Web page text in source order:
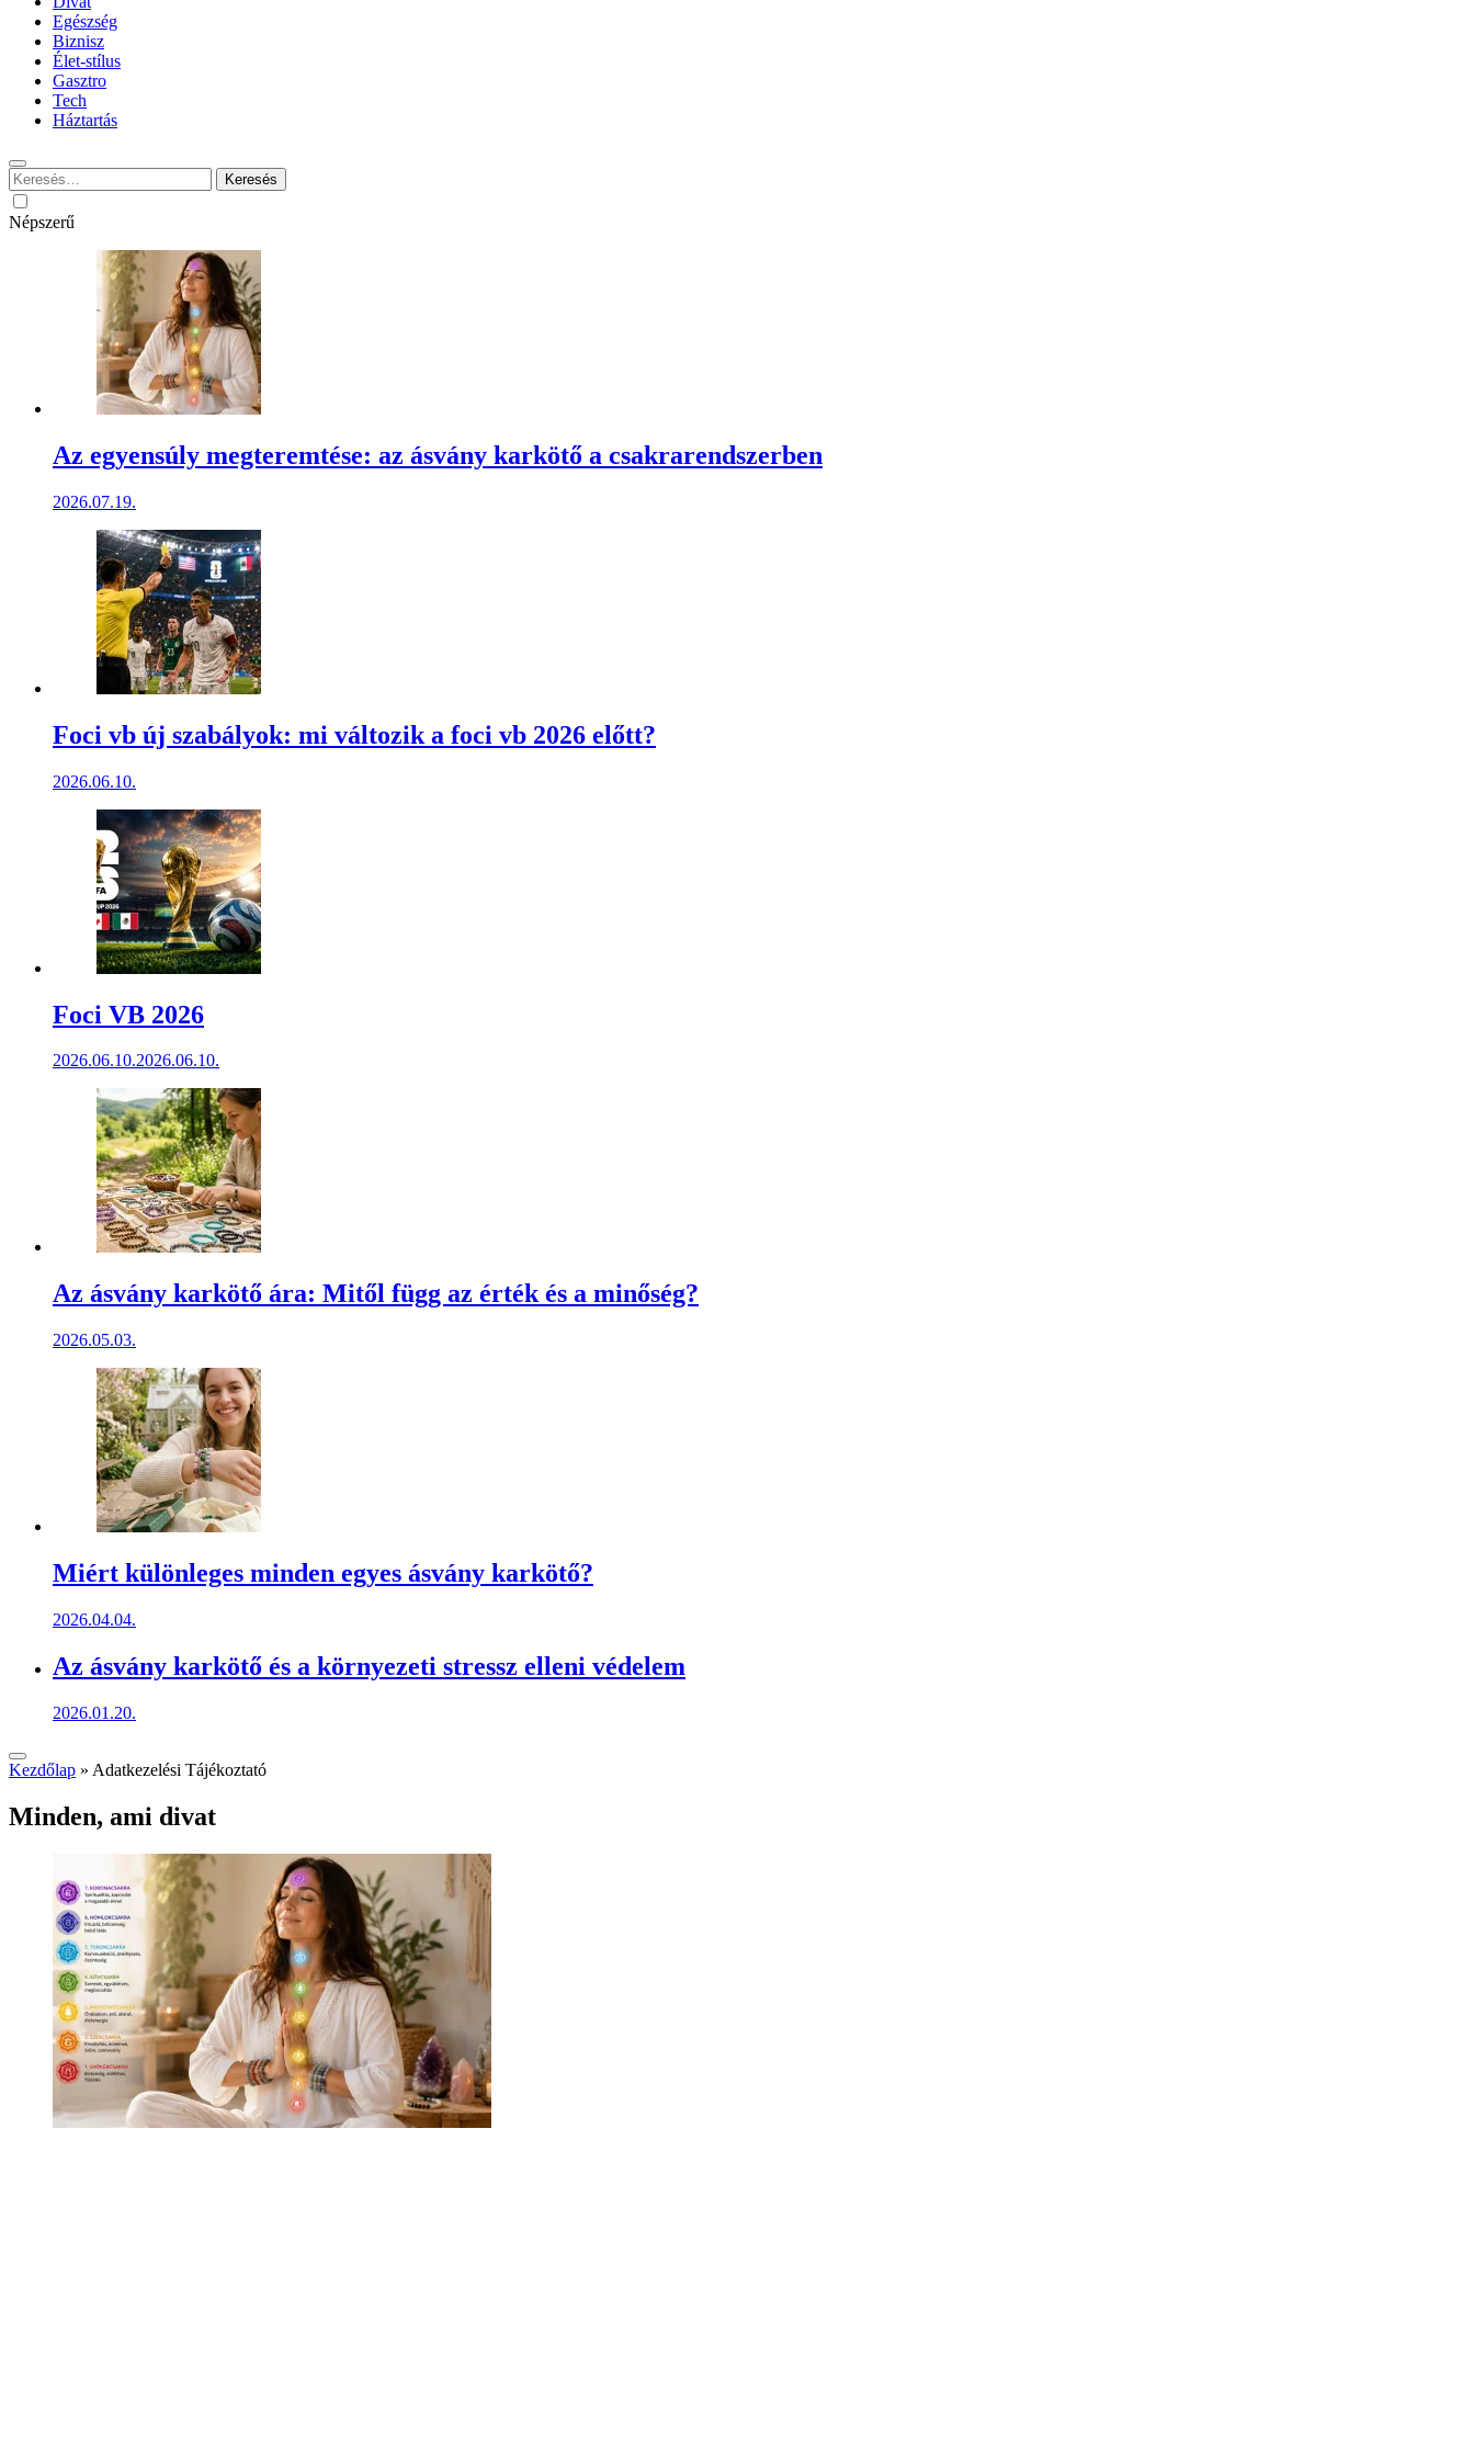
Egészség
Biznisz
Élet-stílus
Gasztro
Tech
Háztartás
Keresés:
Népszerű
Az egyensúly megteremtése: az ásvány karkötő a csakrarendszerben
2026.07.19.
Foci vb új szabályok: mi változik a foci vb 2026 előtt?
2026.06.10.
Foci VB 2026
2026.06.10.2026.06.10.
Az ásvány karkötő ára: Mitől függ az érték és a minőség?
2026.05.03.
Miért különleges minden egyes ásvány karkötő?
2026.04.04.
Az ásvány karkötő és a környezeti stressz elleni védelem
2026.01.20.
Kezdőlap » Adatkezelési Tájékoztató
Minden, ami divat